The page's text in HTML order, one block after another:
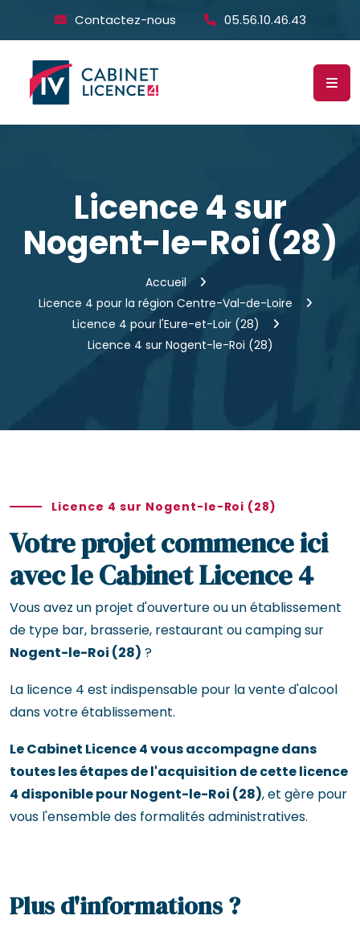
Contactez-nous 05.56.10.46.43
Licence 4 sur
Nogent-le-Roi (28)
Accueil
Licence 4 pour la région Centre-Val-de-Loire
Licence 4 pour l'Eure-et-Loir (28)
Licence 4 sur Nogent-le-Roi (28)
Licence 4 sur Nogent-le-Roi (28)
Votre projet commence ici
avec le Cabinet Licence 4
Vous avez un projet d'ouverture ou un établissement
de type bar, brasserie, restaurant ou camping sur
Nogent-le-Roi (28) ?
La licence 4 est indispensable pour la vente d'alcool
dans votre établissement.
Le Cabinet Licence 4 vous accompagne dans
toutes les étapes de l'acquisition de cette licence
4 disponible pour Nogent-le-Roi (28), et gère pour
vous l'ensemble des formalités administratives.
Plus d'informations ?